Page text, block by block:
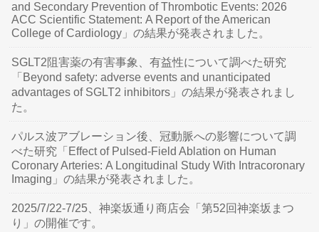
and Secondary Prevention of Thrombotic Events: 2026
ACC Scientific Statement: A Report of the American
College of Cardiology」の結果が発表されました。
SGLT2阻害薬の有害事象、有益性について調べた研究
「Beyond safety: adverse events and unanticipated
advantages of SGLT2 inhibitors」の結果が発表されまし
た。
パルス波アブレーション後、冠動脈への影響について調
べた研究「Effect of Pulsed-Field Ablation on Human
Coronary Arteries: A Longitudinal Study With Intracoronary
Imaging」の結果が発表されました。
2025/7/22-7/25、神楽坂通り商店会「第52回神楽坂まつ
り」の開催です。